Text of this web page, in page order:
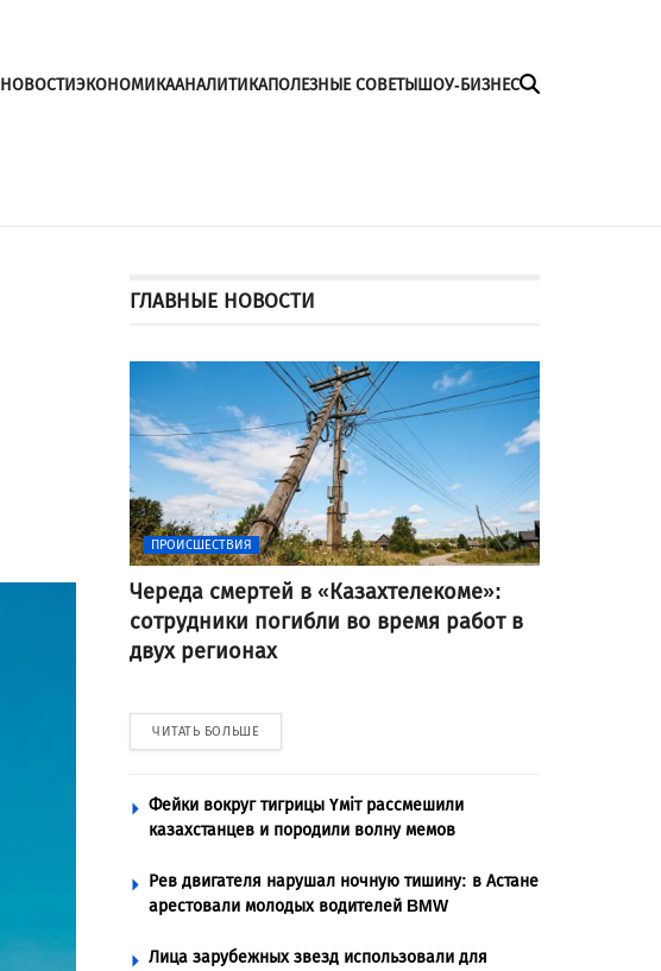
НОВОСТИЭКОНОМИКААНАЛИТИКАПОЛЕЗНЫЕ СОВЕТЫШОУ-БИЗНЕС
ГЛАВНЫЕ НОВОСТИ
ПРОИСШЕСТВИЯ
Череда смертей в «Казахтелекоме»:
сотрудники погибли во время работ в
двух регионах
ЧИТАТЬ БОЛЬШЕ
Фейки вокруг тигрицы Үміт рассмешили
казахстанцев и породили волну мемов
Рев двигателя нарушал ночную тишину: в Астане
арестовали молодых водителей BMW
Лица зарубежных звезд использовали для